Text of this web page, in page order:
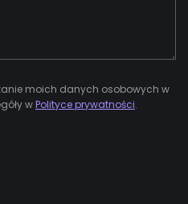
moich danych osobowych w
wPolityce prywatności.